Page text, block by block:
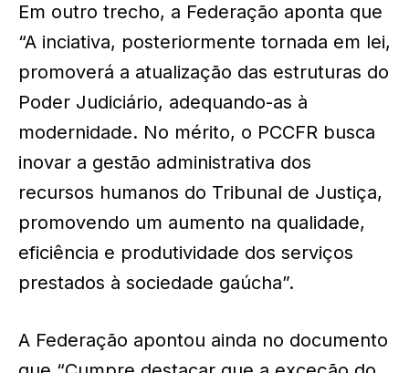
Em outro trecho, a Federação aponta que
“A inciativa, posteriormente tornada em lei,
promoverá a atualização das estruturas do
Poder Judiciário, adequando-as à
modernidade. No mérito, o PCCFR busca
inovar a gestão administrativa dos
recursos humanos do Tribunal de Justiça,
promovendo um aumento na qualidade,
eficiência e produtividade dos serviços
prestados à sociedade gaúcha”.
A Federação apontou ainda no documento